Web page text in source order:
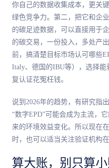
你自己的数据收集成本，更关
绿色竞争力。第二，把它和企
的碳足迹数据，可以直接用于
的碳交易，一份投入，多处产
前，搞清楚目标市场认可哪些
Italy、德国的IBU等），选择
复认证花冤枉钱。
说到2026年的趋势，有研究指
“数字EPD”可能会成为主流，
来的环境效益变化。所以现在
时，也可以适当关注验证机构
算大账，别只算